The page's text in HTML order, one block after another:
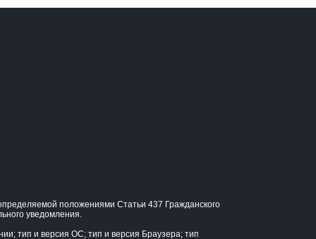
положениями Статьи 437 Гражданского
уведомления.
тип и версия ОС; тип и версия Браузера; тип